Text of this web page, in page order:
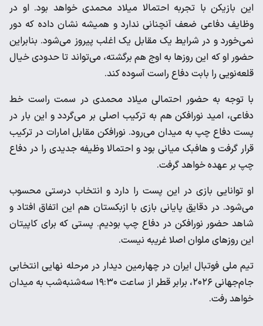
این بازیکن با تجربه احتمالا میلاد محمدی خواهد بود. او در
وظایف دفاعی ضعف آنچنانی ندارد و همیشه نشان داده که دور
نمی‌خورد و در شرایط یک مقابل یک اغلب پیروز می‌شود. بنابراین
حضور او که این روزها به اوج هم برگشته، می‌تواند تا حدودی خیال
قلعه‌نویی را بابت دفاع راست آسوده کند.
با توجه به حضور احتمالی میلاد محمدی در سمت راست خط
دفاعی، امید نورافکن هم به ترکیب اصلی بر می‌گردد و این بار در
پست دفاع چپ به میدان می‌رود. نورافکن مقابل امارات در ترکیب
قرار گرفت و هافبک میانی بود و احتمالا وظیفه جدیدی را در دفاع
چپ بر عهده خواهد گرفت.
او توانایی بازی در این پست را دارد و انتخاب درستی محسوب
می‌شود. در دقایق پایانی بازی با ازبکستان هم این اتفاق افتاد و
شاهد حضور نورافکن در دفاع چپ بودیم. پستی که برای کاپیتان
این روزهای ملوان اصلا غریبه نیست.
تیم ملی فوتبال ایران در چهارمین دیدار در مرحله نهایی انتخابی
جام‎‌جهانی ۲۰۲۶، برابر قطر از ساعت ۱۹:۳۰ سه‌شنبه‌شب به میدان
خواهد رفت.